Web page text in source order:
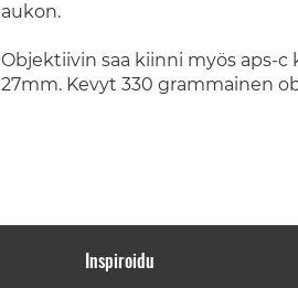
aukon.
Objektiivin saa kiinni myös aps-
27mm. Kevyt 330 grammainen
Inspiroidu